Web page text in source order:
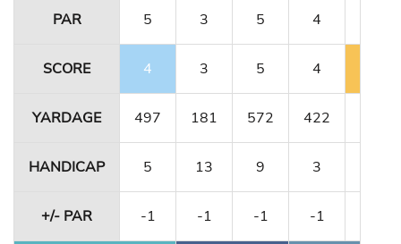
PAR 5 3 5 4
SCORE 4 3 5 4
YARDAGE 497 181 572 422
HANDICAP 5 13 9 3
+/- PAR -1 -1 -1 -1